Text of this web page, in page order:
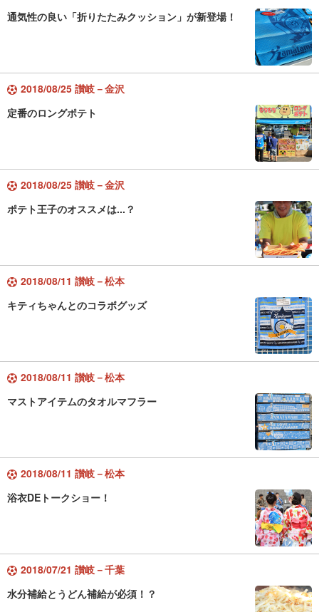
通気性の良い「折りたたみクッション」が新登場！
2018/08/25 讃岐－金沢
定番のロングポテト
2018/08/25 讃岐－金沢
ポテト王子のオススメは...？
2018/08/11 讃岐－松本
キティちゃんとのコラボグッズ
2018/08/11 讃岐－松本
マストアイテムのタオルマフラー
2018/08/11 讃岐－松本
浴衣DEトークショー！
2018/07/21 讃岐－千葉
水分補給とうどん補給が必須！？